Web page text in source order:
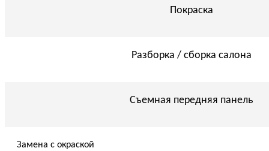
Покраска
Разборка / сборка салона
Съемная передняя панель
Замена с окраской